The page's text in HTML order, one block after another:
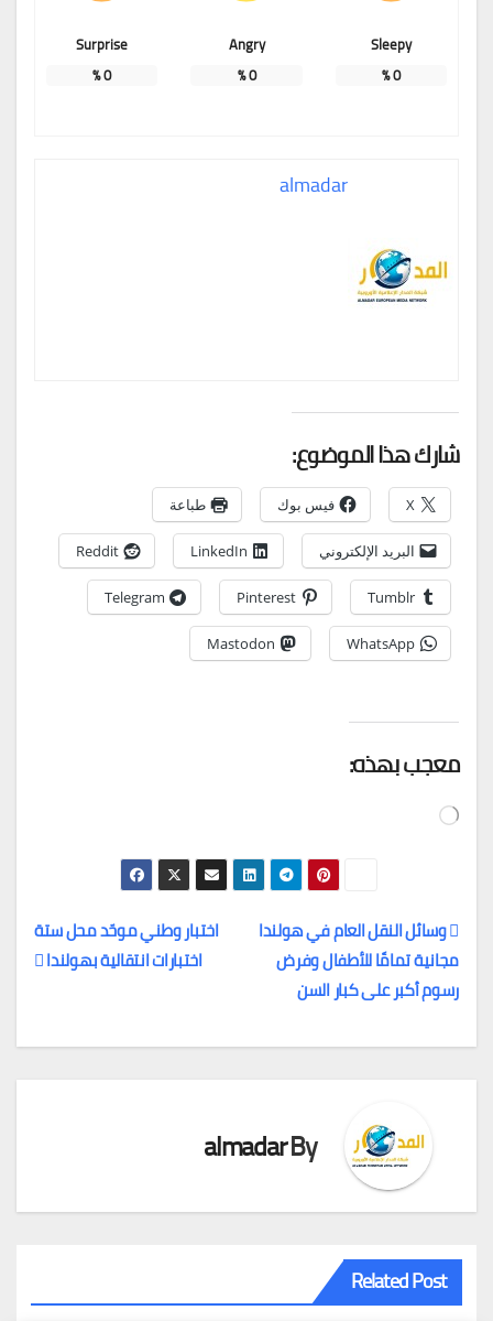
Sleepy
0
%
Angry
0
%
Surprise
0
%
almadar
شارك هذا الموضوع:
X فيس بوك طباعة
البريد الإلكتروني LinkedIn
Reddit
Tumblr
Pinterest
Telegram
WhatsApp
Mastodon
معجب بهذه:
جاري
تصفّح
المقالات
اختبار وطني موحّد محل ستة
اختبارات انتقالية بهولندا
وسائل النقل العام في هولندا
مجانية تمامًا للأطفال وفرض
رسوم أكبر على كبار السن
By
almadar
Related Post